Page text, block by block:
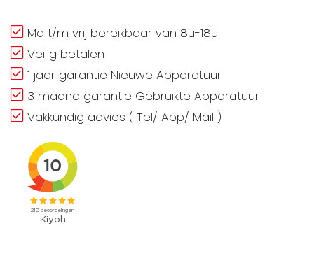
Ma t/m vrij bereikbaar van 8u-18u
Veilig betalen
1 jaar garantie Nieuwe Apparatuur
3 maand garantie Gebruikte Apparatuur
Vakkundig advies ( Tel/ App/ Mail )